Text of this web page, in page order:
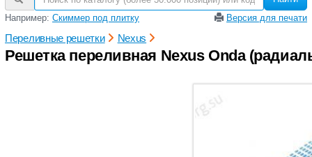
Например: Скиммер под плитку Версия для печати
Переливные решетки Nexus
Решетка переливная Nexus Onda